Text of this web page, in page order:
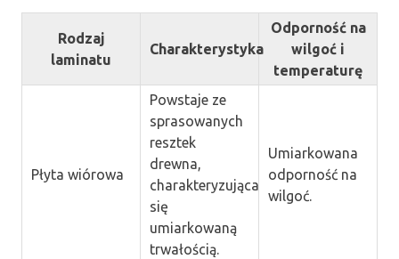
Rodzaj
laminatu
Charakterystyka
Odporność na
wilgoć i
temperaturę
Płyta wiórowa
Powstaje ze
sprasowanych
resztek
drewna,
charakteryzująca
się
umiarkowaną
trwałością.
Umiarkowana
odporność na
wilgoć.